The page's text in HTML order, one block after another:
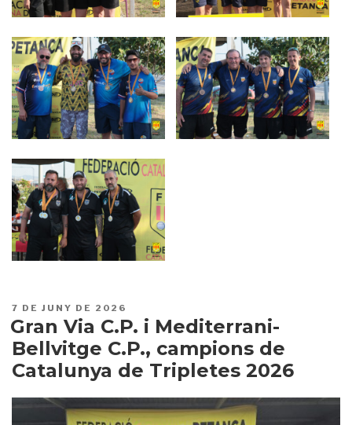
PUBLICAT
A
7 DE JUNY DE 2026
Gran Via C.P. i Mediterrani-
Bellvitge C.P., campions de
Catalunya de Tripletes 2026